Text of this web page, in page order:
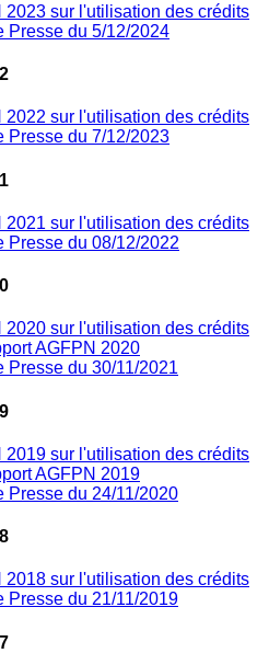
2023 sur l'utilisation des crédits
Presse du 5/12/2024
2022 sur l'utilisation des crédits
Presse du 7/12/2023
2021 sur l'utilisation des crédits
Presse du 08/12/2022
2020 sur l'utilisation des crédits
AGFPN 2020
Presse du 30/11/2021
2019 sur l'utilisation des crédits
AGFPN 2019
Presse du 24/11/2020
2018 sur l'utilisation des crédits
Presse du 21/11/2019